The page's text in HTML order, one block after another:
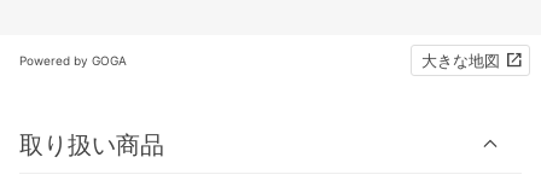
Powered by GOGA 大きな地図
取り扱い商品